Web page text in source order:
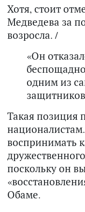
Хотя, стоит
Медведева за
возросла. /
«Он
одним из
Такая позиция
воспринимать
поскольку он
Обаме.